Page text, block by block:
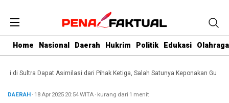
Home Nasional Daerah Hukrim Politik Edukasi Olahraga
Dapat Asimilasi dari Pihak Ketiga, Salah Satunya Keponakan Gubernur
DAERAH· 18 Apr 202520:54WITA· kurang dari 1 menit